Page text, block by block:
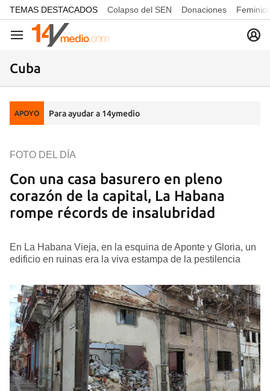
common.go-to-content
TEMAS DESTACADOS Colapso del SEN Donaciones
Navegación
Cuba
APOYO Para ayudar a 14ymedio
Con una casa basurero en pleno
corazón de la capital, La Habana
rompe récords de insalubridad
FOTO DEL DÍA
En La Habana Vieja, en la esquina de Aponte y Gloria, un
edificio en ruinas era la viva estampa de la pestilencia